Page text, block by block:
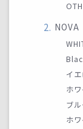
イ
ホ
ブ
ホ